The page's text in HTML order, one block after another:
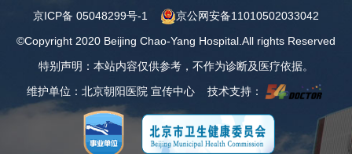
京ICP备 05048299号-1
京公网安备11010502033042
©Copyright 2020 Beijing Chao-Yang Hospital.All rights Reserved
特别声明：本站内容仅供参考，不作为诊断及医疗依据。
维护单位：北京朝阳医院 宣传中心 技术支持：